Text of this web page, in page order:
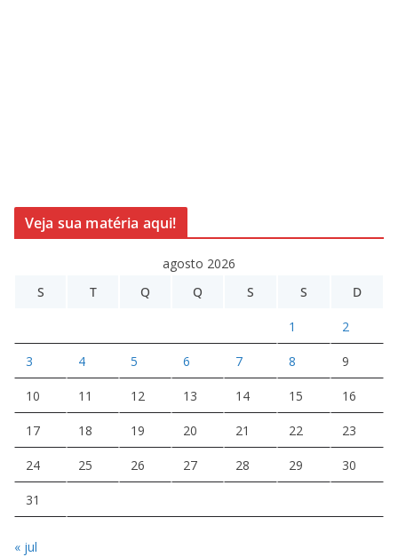
Veja sua matéria aqui!
agosto 2026
S
T Q Q S S D
1 2
3 4 5 6 7 8 9
10 11 12 13 14 15 16
17 18 19 20 21 22 23
24 25 26 27 28 29 30
31
« jul